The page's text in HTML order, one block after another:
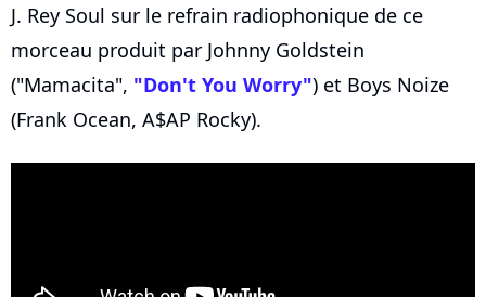
J. Rey Soul sur le refrain radiophonique de ce
morceau produit par Johnny Goldstein
("Mamacita", "Don't You Worry") et Boys Noize
(Frank Ocean, A$AP Rocky).